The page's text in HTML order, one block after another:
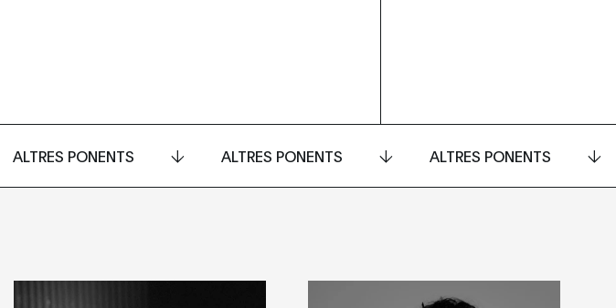
ALTRES PONENTS ALTRES PONENTS ALTRES PONENTS